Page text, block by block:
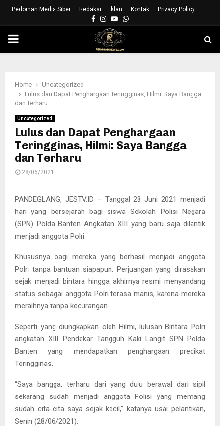
Pedoman Media Siber Redaksi Iklan Kontak Privacy Policy
Facebook
Instagram
YoutubeWhatsapp
PRIMARY
Home
Uncategorized
Lulus dan Dapat Penghargaan Teringginas, Hilmi: Saya Bangga
dan Terharu
Uncategorized
Lulus dan Dapat Penghargaan
Teringginas, Hilmi: Saya Bangga
dan Terharu
28/06/2021
PANDEGLANG, JESTV.ID – Tanggal 28 Juni 2021 menjadi
hari yang bersejarah bagi siswa Sekolah Polisi Negara
(SPN) Polda Banten Angkatan XIII yang baru saja dilantik
menjadi anggota Polri.
Khususnya bagi mereka yang berhasil menjadi anggota
Polri tanpa bantuan siapapun. Perjuangan yang dirasakan
sejak menjadi bintara hingga akhirnya resmi menyandang
status sebagai anggota Polri terasa manis, karena mereka
meraihnya tanpa kecurangan.
Seperti yang diungkapkan oleh Hilmi, lulusan Bintara Polri
angkatan XIII Pendekar Tangguh Kaki Langit SPN Polda
Banten yang mendapatkan penghargaan predikat
Teringginas.
“Saya bangga, terharu dari yang dulu berawal dari sipil
sekarang sudah menjadi anggota Polisi yang memang
sudah cita-cita saya sejak kecil,” katanya usai pelantikan,
Senin (28/06/2021).